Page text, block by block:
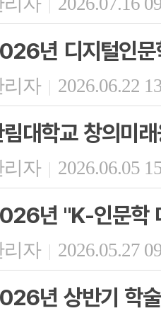
|
년 디지털인문
리자 | 2026.06.22
대학교 창의미
리자 | 2026.06.05
년 "K-인문학
리자 | 2026.05.27
년 상반기 학